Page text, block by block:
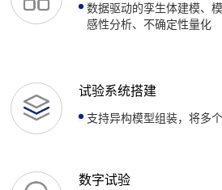
数据驱动的孪生体建模、
感性分析、不确定性量化
试验系统搭建
支持异构模型组装，将多
数字试验